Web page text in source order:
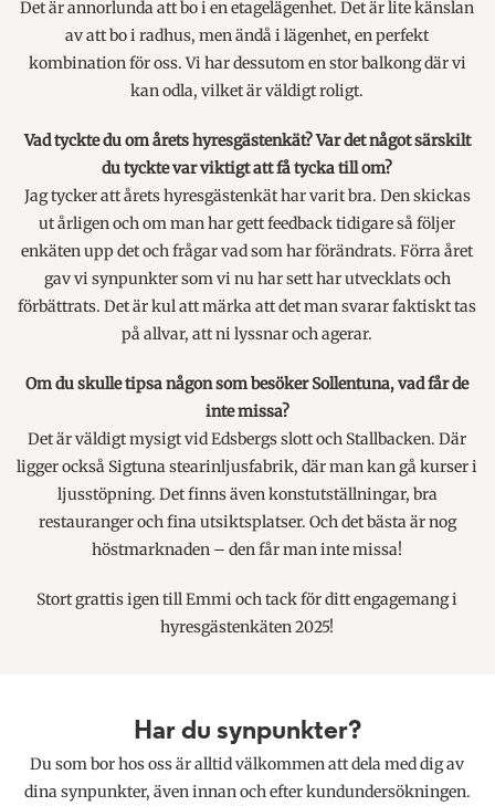
Det är annorlunda att bo i en etagelägenhet. Det är lite känslan
av att bo i radhus, men ändå i lägenhet, en perfekt
kombination för oss. Vi har dessutom en stor balkong där vi
kan odla, vilket är väldigt roligt.
Vad tyckte du om årets hyresgästenkät? Var det något särskilt
du tyckte var viktigt att få tycka till om?
Jag tycker att årets hyresgästenkät har varit bra. Den skickas
ut årligen och om man har gett feedback tidigare så följer
enkäten upp det och frågar vad som har förändrats. Förra året
gav vi synpunkter som vi nu har sett har utvecklats och
förbättrats. Det är kul att märka att det man svarar faktiskt tas
på allvar, att ni lyssnar och agerar.
Om du skulle tipsa någon som besöker Sollentuna, vad får de
inte missa?
Det är väldigt mysigt vid Edsbergs slott och Stallbacken. Där
ligger också Sigtuna stearinljusfabrik, där man kan gå kurser i
ljusstöpning. Det finns även konstutställningar, bra
restauranger och fina utsiktsplatser. Och det bästa är nog
höstmarknaden – den får man inte missa!
Stort grattis igen till Emmi och tack för ditt engagemang i
hyresgästenkäten 2025!
Har du synpunkter?
Du som bor hos oss är alltid välkommen att dela med dig av
dina synpunkter, även innan och efter kundundersökningen.